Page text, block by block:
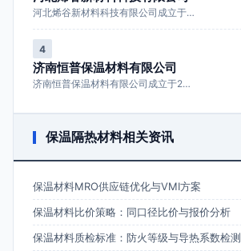
河北烯谷新材料科技有限公司成立于…
4
济南恒普保温材料有限公司
济南恒普保温材料有限公司成立于2…
保温隔热材料相关资讯
保温材料MRO供应链优化与VMI方案
保温材料比价策略：同口径比价与报价分析
保温材料质检标准：防火等级与导热系数检测